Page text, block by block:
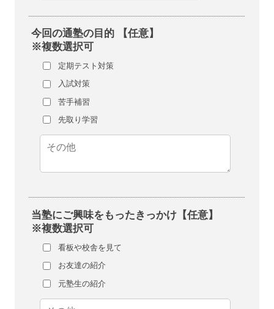
今回の通塾の目的 【任意】
※複数選択可
定期テスト対策
入試対策
苦手補習
先取り学習
当塾にご興味をもったきっかけ【任意】
※複数選択可
看板や校舎を見て
お友達の紹介
元塾生の紹介